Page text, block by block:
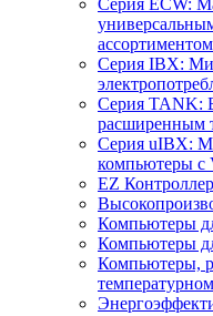
Серия IBX:
Серия TANK:
расширенным
Серия uIBX:
компьютеры с
EZ
Компьютеры
Компьютеры
Компьютеры,